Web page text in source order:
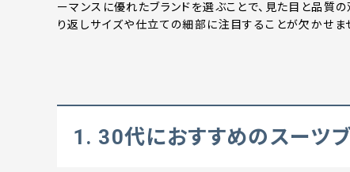
ーマンスに優れたブランドを選ぶことで、見た目と品質
り返しサイズや仕立ての細部に注目することが欠かせま
1. 30代におすすめのスーツ